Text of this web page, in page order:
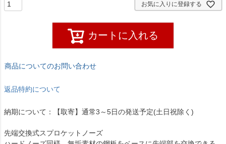
お気に入りに登録する
カートに入れる
商品についてのお問い合わせ
返品特約について
納期について：【取寄】通常3～5日の発送予定(土日祝除く)
先端交換式スプロケットノーズ